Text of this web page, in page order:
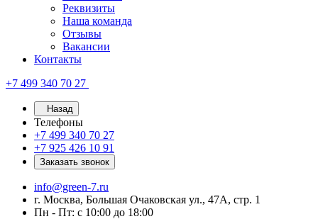
Реквизиты
Наша команда
Отзывы
Вакансии
Контакты
+7 499 340 70 27
Назад
Телефоны
+7 499 340 70 27
+7 925 426 10 91
Заказать звонок
info@green-7.ru
г. Москва, Большая Очаковская ул., 47А, стр. 1
Пн - Пт: с 10:00 до 18:00